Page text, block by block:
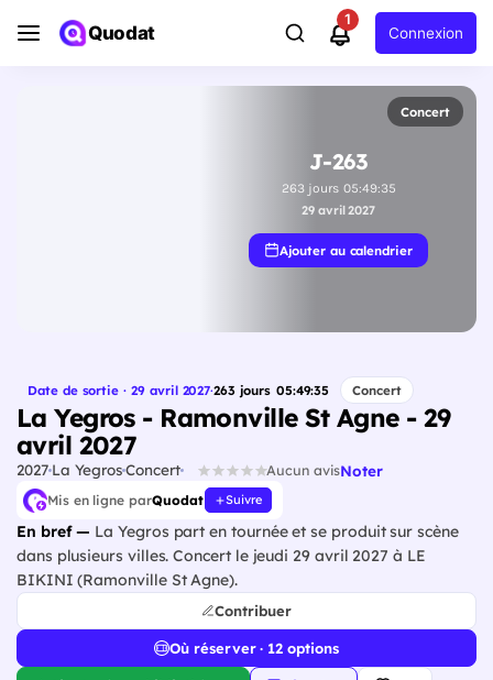
Quodat
1
Connexion
Concert
J-263
263 jours 05:49:34
29 avril 2027
Ajouter au calendrier
Date de sortie · 29 avril 2027·263 jours 05:49:34 Concert
La Yegros - Ramonville St Agne - 29
avril 2027
2027La YegrosConcert Aucun avisNoter
Mis en ligne parQuodat Suivre
En bref — La Yegros part en tournée et se produit sur scène
dans plusieurs villes. Concert le jeudi 29 avril 2027 à LE
BIKINI (Ramonville St Agne).
Contribuer
Où réserver · 12 options